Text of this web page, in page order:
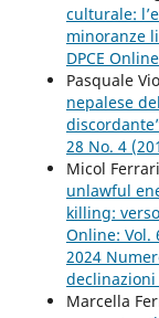
culturale:
minoranze
DPCE
Pasquale
nepalese
28 No. 4
Micol
unlawful
killing:
Online: Vol.
2024
Marcella